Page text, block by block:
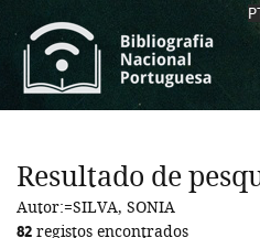
Resultado de
Autor:=SILVA, SONIA
82 registos encontrados